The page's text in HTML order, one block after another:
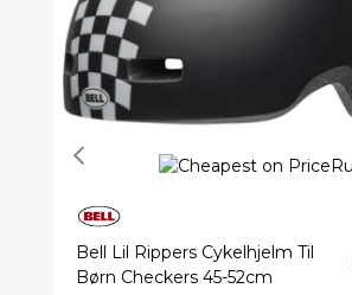
Bell Lil Rippers Cykelhjelm Til
Børn Checkers 45-52cm